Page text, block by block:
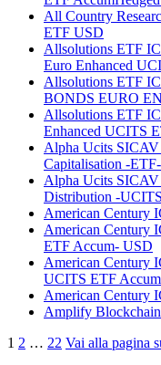
All Country
ETF USD
Allsolutions ETF
Euro Enhanced
Allsolutions ETF
BONDS EURO
Allsolutions ETF
Enhanced UCITS
Alpha Ucits
Capitalisation -ETF-
Alpha Ucits
Distribution -
American Century
American Century
ETF Accum- USD
American Century
UCITS ETF
American Century
Amplify
1 2 … 22 Vai alla pagina